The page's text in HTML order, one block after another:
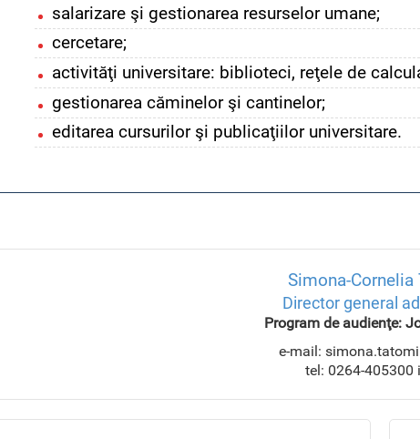
salarizare şi gestionarea resurselor umane;
cercetare;
activităţi universitare: biblioteci, reţele de
gestionarea căminelor şi cantinelor;
editarea cursurilor şi publicaţiilor universitare.
Simona-Cornelia
Director general
Program de audienţe:
e-mail:
tel: 0264-405300